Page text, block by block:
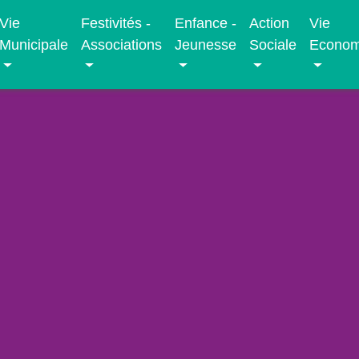
Vie
Municipale
Festivités -
Associations
Enfance -
Jeunesse
Action
Sociale
Vie